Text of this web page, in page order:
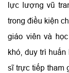
lực lượng vũ
trong điều kiện
giáo viên và
khó, duy trì
sĩ trực tiếp tham